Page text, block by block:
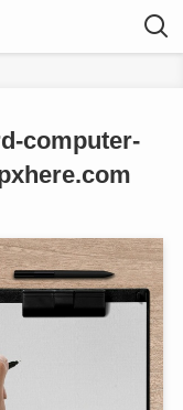
computer-